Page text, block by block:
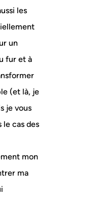
les
un
fur et à
(et là, je
je vous
le cas des
mon
ma